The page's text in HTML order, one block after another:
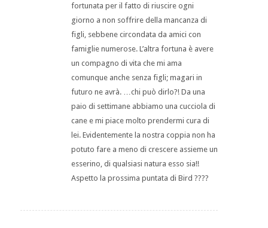
fortunata per il fatto di riuscire ogni
giorno a non soffrire della mancanza di
figli, sebbene circondata da amici con
famiglie numerose. L’altra fortuna è avere
un compagno di vita che mi ama
comunque anche senza figli; magari in
futuro ne avrà. …chi può dirlo?! Da una
paio di settimane abbiamo una cucciola di
cane e mi piace molto prendermi cura di
lei. Evidentemente la nostra coppia non ha
potuto fare a meno di crescere assieme un
esserino, di qualsiasi natura esso sia!!
Aspetto la prossima puntata di Bird ????